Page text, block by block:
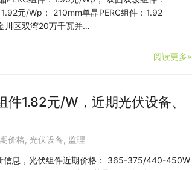
元/Wp； 210mm单晶PERC组件：1.92
川区双湾20万千瓦并…
阅读更多»
1.82元/W，近期光伏设备、
价格, 光伏设备, 监理
信息，光伏组件近期价格： 365-375/440-450W